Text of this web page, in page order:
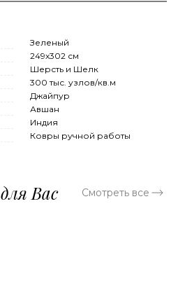
Зеленый
249x302 см
Шерсть и Шелк
300 тыс. узлов/кв.м
Джайпур
Авшан
Индия
Ковры ручной работы
для Вас Смотреть все